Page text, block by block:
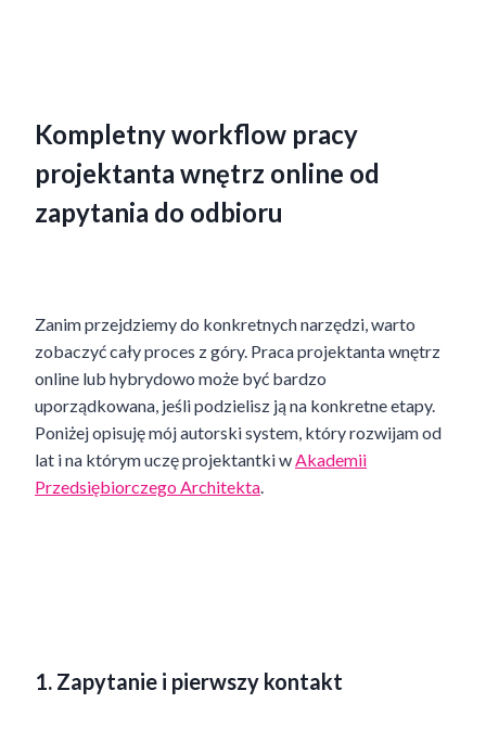
Kompletny workflow pracy
projektanta wnętrz online od
zapytania do odbioru
Zanim przejdziemy do konkretnych narzędzi, warto
zobaczyć cały proces z góry. Praca projektanta wnętrz
online lub hybrydowo może być bardzo
uporządkowana, jeśli podzielisz ją na konkretne etapy.
Poniżej opisuję mój autorski system, który rozwijam od
lat i na którym uczę projektantki w Akademii
Przedsiębiorczego Architekta
1. Zapytanie i pierwszy kontakt